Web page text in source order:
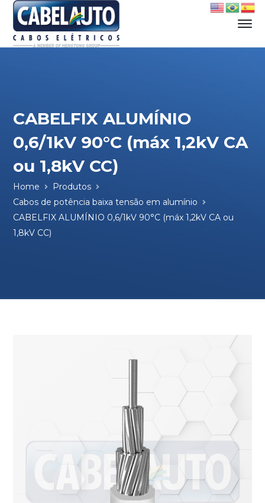
CABELFIX ALUMÍNIO
0,6/1kV 90°C (máx 1,2kV CA
ou 1,8kV CC)
Home
Produtos
Cabos de potência baixa tensão em alumínio
CABELFIX ALUMÍNIO 0,6/1kV 90°C (máx 1,2kV CA ou
1,8kV CC)
os resultados de preenchimento